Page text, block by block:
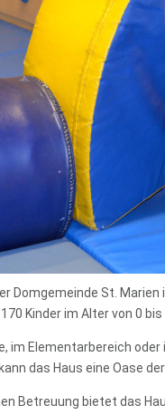
Domgemeinde St.
Kinder im Alter von 0
im Elementarbereich
das Haus eine Oase
Betreuung bietet das